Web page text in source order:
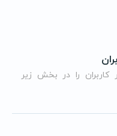
کاربران را در بخش زیر